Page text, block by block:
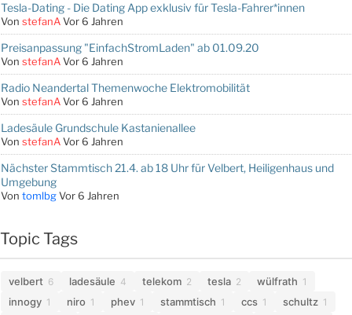
Tesla-Dating - Die Dating App exklusiv für Tesla-Fahrer*innen
Von stefanAVor 6 Jahren
Preisanpassung "EinfachStromLaden" ab 01.09.20
Von stefanAVor 6 Jahren
Radio Neandertal Themenwoche Elektromobilität
Von stefanAVor 6 Jahren
Ladesäule Grundschule Kastanienallee
Von stefanAVor 6 Jahren
Nächster Stammtisch 21.4. ab 18 Uhr für Velbert, Heiligenhaus und
Umgebung
Von tomlbgVor 6 Jahren
Topic Tags
velbert 6 ladesäule 4 telekom 2 tesla 2 wülfrath 1
innogy 1 niro 1 phev 1 stammtisch 1 ccs 1 schultz 1